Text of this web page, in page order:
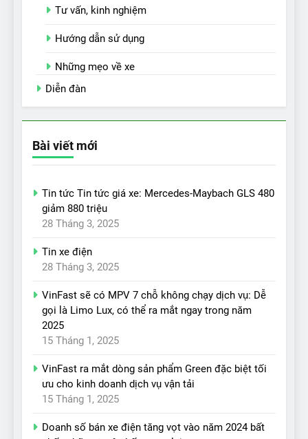
Tư vấn, kinh nghiệm
Hướng dẫn sử dụng
Những mẹo về xe
Diễn đàn
Bài viết mới
Tin tức Tin tức giá xe: Mercedes-Maybach GLS 480
giảm 880 triệu
28 Tháng 3, 2025
Tin xe điện
28 Tháng 3, 2025
VinFast sẽ có MPV 7 chỗ không chạy dịch vụ: Dễ
gọi là Limo Lux, có thể ra mắt ngay trong năm
2025
15 Tháng 1, 2025
VinFast ra mắt dòng sản phẩm Green đặc biệt tối
ưu cho kinh doanh dịch vụ vận tải
15 Tháng 1, 2025
Doanh số bán xe điện tăng vọt vào năm 2024 bất